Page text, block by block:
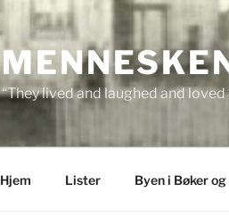
“They lived and laughed and loved
Hjem Lister Byen i Bøker